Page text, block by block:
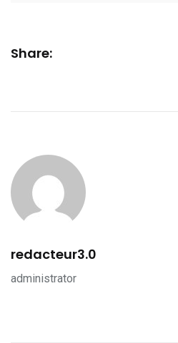
Share:
redacteur3.0
administrator